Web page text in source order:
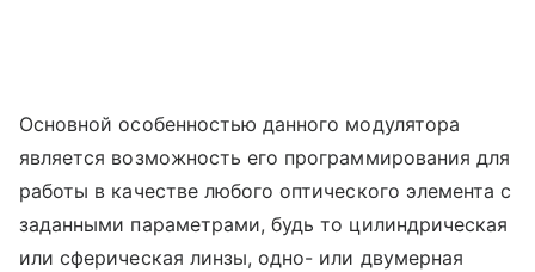
Основной особенностью данного модулятора
является возможность его программирования для
работы в качестве любого оптического элемента с
заданными параметрами, будь то цилиндрическая
или сферическая линзы, одно- или двумерная